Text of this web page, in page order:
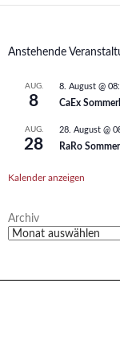
Anstehende
AUG.
8
8. August @
CaEx
AUG.
28
28. August @
RaRo
Kalender anzeigen
Archiv